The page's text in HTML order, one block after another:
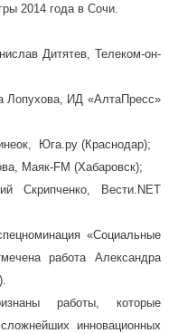
2014 года в Сочи.
Дитятев, Телеком-он-
ИД «АлтаПресс»
Юга.ру (Краснодар);
Маяк-FM (Хабаровск);
Скрипченко, Вести.NET
«Социальные
работа Александра
работы, которые
инновационных